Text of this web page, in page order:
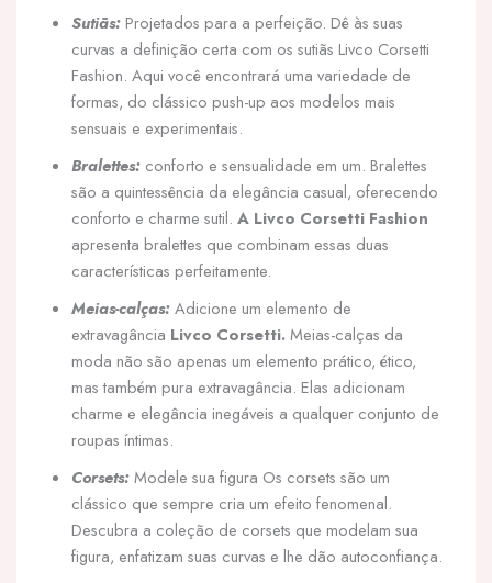
Sutiãs: Projetados para a perfeição. Dê às suas
curvas a definição certa com os sutiãs Livco Corsetti
Fashion. Aqui você encontrará uma variedade de
formas, do clássico push-up aos modelos mais
sensuais e experimentais.
Bralettes: conforto e sensualidade em um. Bralettes
são a quintessência da elegância casual, oferecendo
conforto e charme sutil. A Livco Corsetti Fashion
apresenta bralettes que combinam essas duas
características perfeitamente.
Meias-calças:Adicione um elemento de
extravagância Livco Corsetti.Meias-calças da
moda não são apenas um elemento prático, ético,
mas também pura extravagância. Elas adicionam
charme e elegância inegáveis a qualquer conjunto de
roupas íntimas.
Corsets:Modele sua figura Os corsets são um
clássico que sempre cria um efeito fenomenal.
Descubra a coleção de corsets que modelam sua
figura, enfatizam suas curvas e lhe dão autoconfiança.